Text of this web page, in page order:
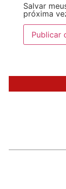
Salvar
próxima